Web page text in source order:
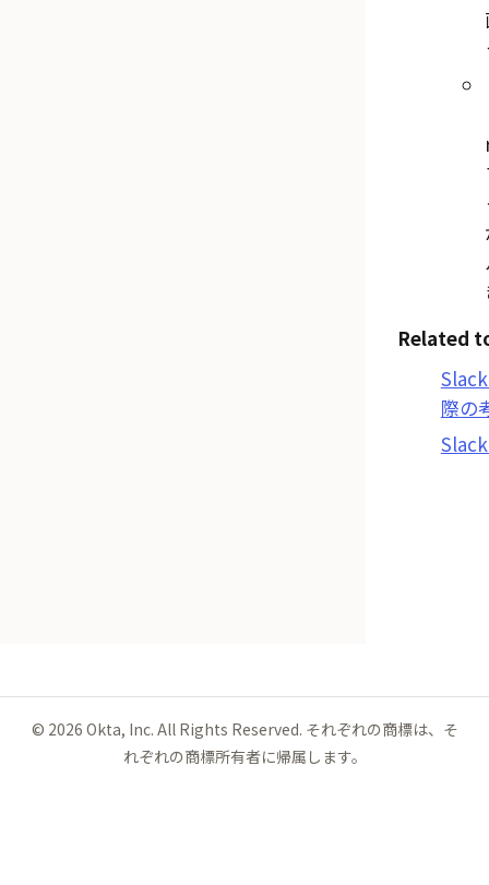
Related
際の
© 2026 Okta, Inc. All Rights Reserved. それぞれの商標は、そ
れぞれの商標所有者に帰属します。